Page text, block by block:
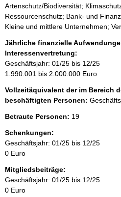
Artenschutz/Biodiversität;
Ressourcenschutz; Bank- und
Kleine und mittlere Unternehmen;
Jährliche finanzielle
Interessenvertretung:
Geschäftsjahr: 01/25 bis 12/25
1.990.001 bis 2.000.000 Euro
Vollzeitäquivalent der im Bereich
beschäftigten Personen:
Betraute Personen: 19
Schenkungen:
Geschäftsjahr: 01/25 bis 12/25
0 Euro
Mitgliedsbeiträge:
Geschäftsjahr: 01/25 bis 12/25
0 Euro